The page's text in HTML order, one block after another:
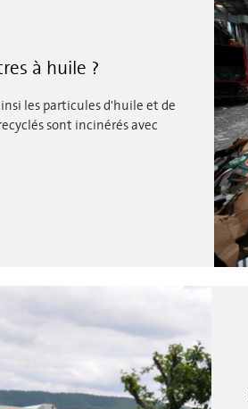
à huile ?
les particules d'huile et de
sont incinérés avec